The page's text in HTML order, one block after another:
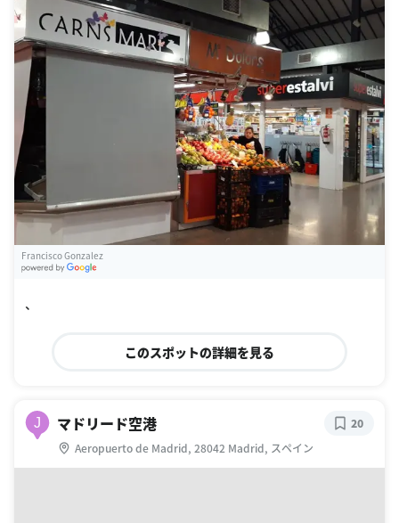
Francisco Gonzalez
、
このスポットの詳細を見る
J マドリード空港
Aeropuerto de Madrid, 28042 Madrid, スペイン
20